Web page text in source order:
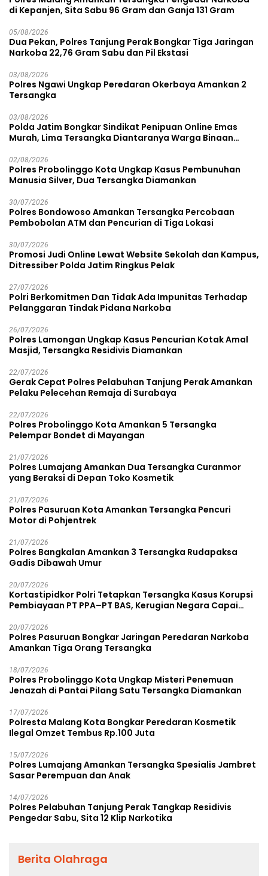
di Kepanjen, Sita Sabu 96 Gram dan Ganja 131 Gram
05/08/2026
Dua Pekan, Polres Tanjung Perak Bongkar Tiga Jaringan
Narkoba 22,76 Gram Sabu dan Pil Ekstasi
03/08/2026
Polres Ngawi Ungkap Peredaran Okerbaya Amankan 2
Tersangka
03/08/2026
Polda Jatim Bongkar Sindikat Penipuan Online Emas
Murah, Lima Tersangka Diantaranya Warga Binaan
02/08/2026
Polres Probolinggo Kota Ungkap Kasus Pembunuhan
Manusia Silver, Dua Tersangka Diamankan
30/07/2026
Polres Bondowoso Amankan Tersangka Percobaan
Pembobolan ATM dan Pencurian di Tiga Lokasi
30/07/2026
Promosi Judi Online Lewat Website Sekolah dan Kampus,
Ditressiber Polda Jatim Ringkus Pelak
27/07/2026
Polri Berkomitmen Dan Tidak Ada Impunitas Terhadap
Pelanggaran Tindak Pidana Narkoba
26/07/2026
Polres Lamongan Ungkap Kasus Pencurian Kotak Amal
Masjid, Tersangka Residivis Diamankan
22/07/2026
Gerak Cepat Polres Pelabuhan Tanjung Perak Amankan
Pelaku Pelecehan Remaja di Surabaya
22/07/2026
Polres Probolinggo Kota Amankan 5 Tersangka
Pelempar Bondet di Mayangan
21/07/2026
Polres Lumajang Amankan Dua Tersangka Curanmor
yang Beraksi di Depan Toko Kosmetik
21/07/2026
Polres Pasuruan Kota Amankan Tersangka Pencuri
Motor di Pohjentrek
21/07/2026
Polres Bangkalan Amankan 3 Tersangka Rudapaksa
Gadis Dibawah Umur
20/07/2026
Kortastipidkor Polri Tetapkan Tersangka Kasus Korupsi
Pembiayaan PT PPA–PT BAS, Kerugian Negara Capai
20/07/2026
Polres Pasuruan Bongkar Jaringan Peredaran Narkoba
Amankan Tiga Orang Tersangka
18/07/2026
Polres Probolinggo Kota Ungkap Misteri Penemuan
Jenazah di Pantai Pilang Satu Tersangka Diamankan
17/07/2026
Polresta Malang Kota Bongkar Peredaran Kosmetik
Ilegal Omzet Tembus Rp.100 Juta
15/07/2026
Polres Lumajang Amankan Tersangka Spesialis Jambret
Sasar Perempuan dan Anak
14/07/2026
Polres Pelabuhan Tanjung Perak Tangkap Residivis
Pengedar Sabu, Sita 12 Klip Narkotika
Berita Olahraga